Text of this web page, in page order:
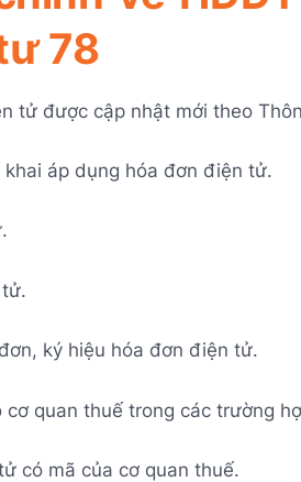
78
tử được cập nhật mới theo
áp dụng hóa đơn điện tử.
ký hiệu hóa đơn điện tử.
quan thuế trong các trường
có mã của cơ quan thuế.